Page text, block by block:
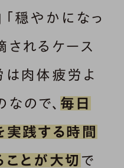
「穏やかになっ
されるケース
は肉体疲労よ
ので、 毎日
実践する時間
ことが大切 で